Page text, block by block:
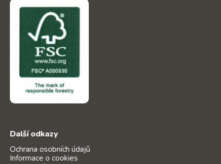
Další odkazy
Ochrana osobních údajů
Informace o cookies